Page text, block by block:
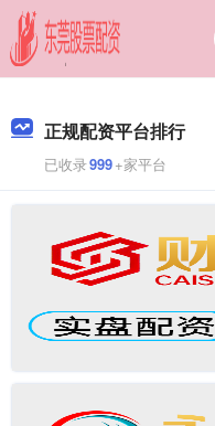
正规配资平台排行
已收录999+家平台